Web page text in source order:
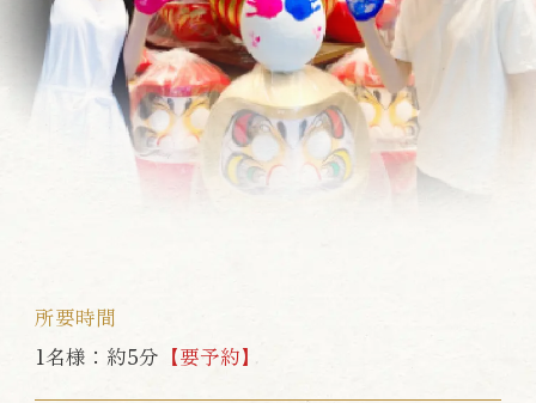
所要時間
1名様：約5分 【要予約】